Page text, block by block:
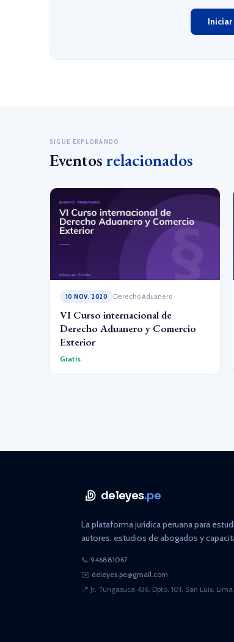
Iniciar
SIGUE EXPLORANDO
Eventosrelacionados
10 NOV. 2020 Derecho Aduanero
VI Curso internacional de
Derecho Aduanero y Comercio
Exterior
Gratis
deleyes.pe
La plataforma jurídica peruana para
autores, estudios de abogados y
📞 946881067
✉️ deleyes.pe@gmail.com
📍 Jr. Tungasuca 436, Dpto. 101, San Luis, Lima